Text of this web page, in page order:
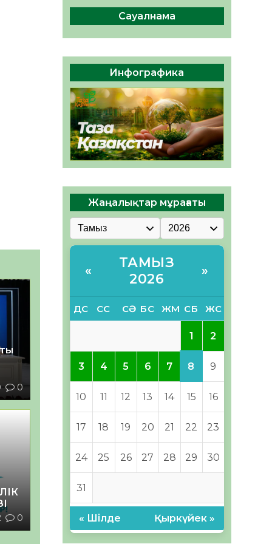
0
0
Руслан Рүстемұлы облыс
әкімінің кеңесшісі болып
тағайындалды
05.08.2026
44 0
Сауалнама
Инфографика
Жаңалықтар мұрағаты
«
ТАМЫЗ
2026
»
ДС СС СӘ БС ЖМ СБ ЖС
1 2
3 4 5 6 7 8 9
10 11 12 13 14 15 16
17 18 19 20 21 22 23
24 25 26 27 28 29 30
31
« Шілде Қыркүйек »